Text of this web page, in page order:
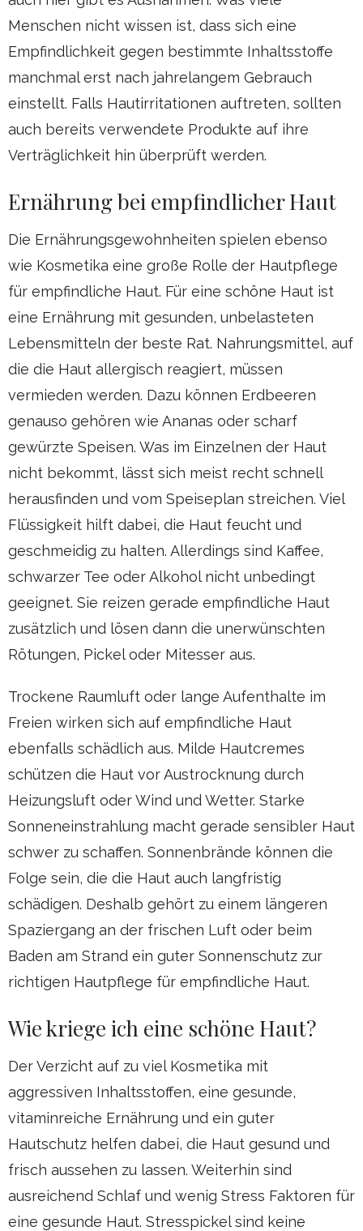
Menschen nicht wissen ist, dass sich eine
Empfindlichkeit gegen bestimmte Inhaltsstoffe
manchmal erst nach jahrelangem Gebrauch
einstellt. Falls Hautirritationen auftreten, sollten
auch bereits verwendete Produkte auf ihre
Verträglichkeit hin überprüft werden.
Ernährung bei empfindlicher Haut
Die Ernährungsgewohnheiten spielen ebenso
wie Kosmetika eine große Rolle der Hautpflege
für empfindliche Haut. Für eine schöne Haut ist
eine Ernährung mit gesunden, unbelasteten
Lebensmitteln der beste Rat. Nahrungsmittel, auf
die die Haut allergisch reagiert, müssen
vermieden werden. Dazu können Erdbeeren
genauso gehören wie Ananas oder scharf
gewürzte Speisen. Was im Einzelnen der Haut
nicht bekommt, lässt sich meist recht schnell
herausfinden und vom Speiseplan streichen. Viel
Flüssigkeit hilft dabei, die Haut feucht und
geschmeidig zu halten. Allerdings sind Kaffee,
schwarzer Tee oder Alkohol nicht unbedingt
geeignet. Sie reizen gerade empfindliche Haut
zusätzlich und lösen dann die unerwünschten
Rötungen, Pickel oder Mitesser aus.
Trockene Raumluft oder lange Aufenthalte im
Freien wirken sich auf empfindliche Haut
ebenfalls schädlich aus. Milde Hautcremes
schützen die Haut vor Austrocknung durch
Heizungsluft oder Wind und Wetter. Starke
Sonneneinstrahlung macht gerade sensibler Haut
schwer zu schaffen. Sonnenbrände können die
Folge sein, die die Haut auch langfristig
schädigen. Deshalb gehört zu einem längeren
Spaziergang an der frischen Luft oder beim
Baden am Strand ein guter Sonnenschutz zur
richtigen Hautpflege für empfindliche Haut.
Wie kriege ich eine schöne Haut?
Der Verzicht auf zu viel Kosmetika mit
aggressiven Inhaltsstoffen, eine gesunde,
vitaminreiche Ernährung und ein guter
Hautschutz helfen dabei, die Haut gesund und
frisch aussehen zu lassen. Weiterhin sind
ausreichend Schlaf und wenig Stress Faktoren für
eine gesunde Haut. Stresspickel sind keine